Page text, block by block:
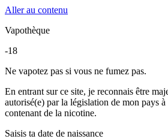
Aller au contenu
Vapothèque
-18
Ne vapotez pas si vous ne fumez pas.
En entrant sur ce site, je reconnais être
autorisé(e) par la législation de mon pays
contenant de la nicotine.
Saisis ta date de naissance